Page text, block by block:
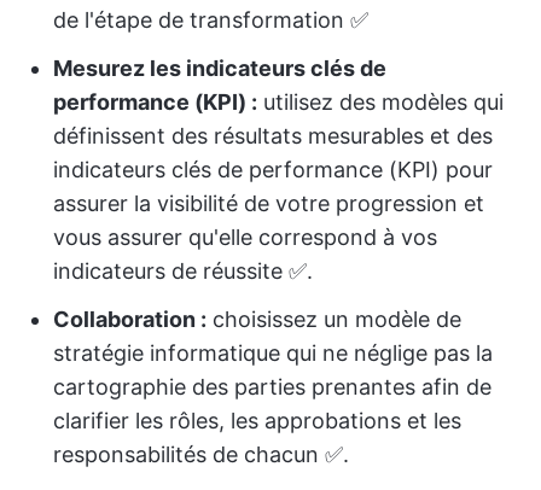
de l'étape de transformation ✅️
Mesurez les indicateurs clés de
performance (KPI) : utilisez des modèles qui
définissent des résultats mesurables et des
indicateurs clés de performance (KPI) pour
assurer la visibilité de votre progression et
vous assurer qu'elle correspond à vos
indicateurs de réussite ✅️.
Collaboration : choisissez un modèle de
stratégie informatique qui ne néglige pas la
cartographie des parties prenantes afin de
clarifier les rôles, les approbations et les
responsabilités de chacun ✅️.